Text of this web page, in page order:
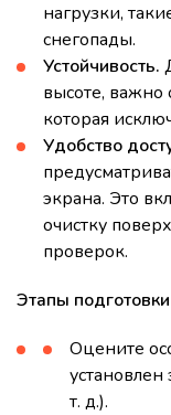
нагрузки,
снегопады.
Устойчивость.
высоте,
которая
Удобство
экрана. Это
очистку
проверок.
Этапы
Оцените
т. д.).